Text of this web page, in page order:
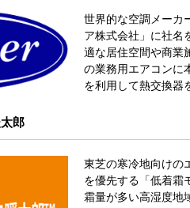
世界的な空調メーカ
ア株式会社」に社名
適な居住空間や商業
の業務用エアコンに
を利用して熱交換器
郎
東芝の寒冷地向けの
を優先する「低着霜
霜量が多い高湿度地